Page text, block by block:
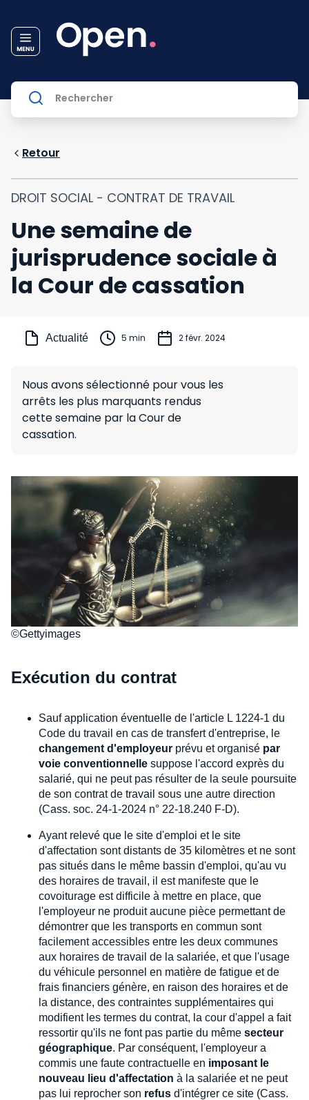
Retour
DROIT SOCIAL - CONTRAT DE TRAVAIL
Une semaine de
jurisprudence sociale à
la Cour de cassation
Actualité 5 min 2 févr. 2024
Nous avons sélectionné pour vous les
arrêts les plus marquants rendus
cette semaine par la Cour de
cassation.
©Gettyimages
Exécution du contrat
Sauf application éventuelle de l'article L 1224-1 du
Code du travail en cas de transfert d'entreprise, le
changement d'employeur prévu et organisé par
voie conventionnelle suppose l'accord exprès du
salarié, qui ne peut pas résulter de la seule poursuite
de son contrat de travail sous une autre direction
(Cass. soc. 24-1-2024 n° 22-18.240 F-D).
Ayant relevé que le site d'emploi et le site
d'affectation sont distants de 35 kilomètres et ne sont
pas situés dans le même bassin d'emploi, qu'au vu
des horaires de travail, il est manifeste que le
covoiturage est difficile à mettre en place, que
l'employeur ne produit aucune pièce permettant de
démontrer que les transports en commun sont
facilement accessibles entre les deux communes
aux horaires de travail de la salariée, et que l'usage
du véhicule personnel en matière de fatigue et de
frais financiers génère, en raison des horaires et de
la distance, des contraintes supplémentaires qui
modifient les termes du contrat, la cour d'appel a fait
ressortir qu'ils ne font pas partie du même secteur
géographique. Par conséquent, l'employeur a
commis une faute contractuelle en imposant le
nouveau lieu d'affectation à la salariée et ne peut
pas lui reprocher son refus d'intégrer ce site (Cass.